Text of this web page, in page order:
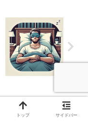
トップ サイドバー